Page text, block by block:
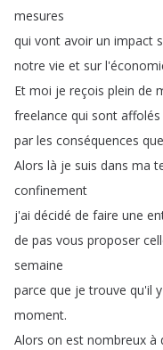
mesures
qui vont avoir un impact
notre vie et sur
Et moi je reçois plein de
freelance qui sont affolés
par les conséquences que
Alors là je suis dans ma
confinement
j'ai décidé de faire une
de pas vous proposer
semaine
parce que je trouve qu'il y
moment.
Alors on est nombreux à